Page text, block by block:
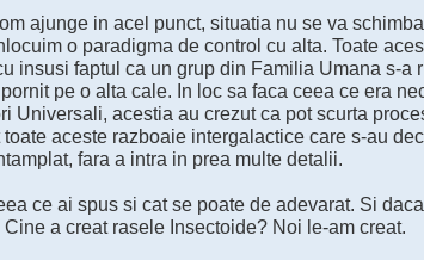
ajunge in acel punct, situatia nu se va
o paradigma de control cu alta. Toate
insusi faptul ca un grup din Familia Umana s-a
pe o alta cale. In loc sa faca ceea ce era
Universali, acestia au crezut ca pot scurta
aceste razboaie intergalactice care s-au
fara a intra in prea multe detalii.
ce ai spus si cat se poate de adevarat. Si
a creat rasele Insectoide? Noi le-am creat.